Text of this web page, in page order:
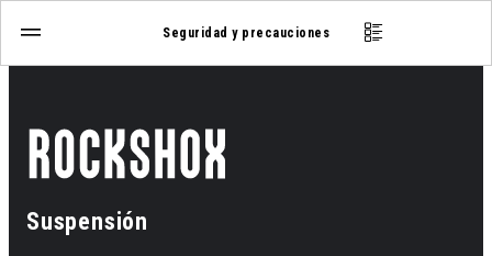
Seguridad y precauciones
Suspensión